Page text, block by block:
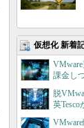
仮想化 新着
課金し
脱
英